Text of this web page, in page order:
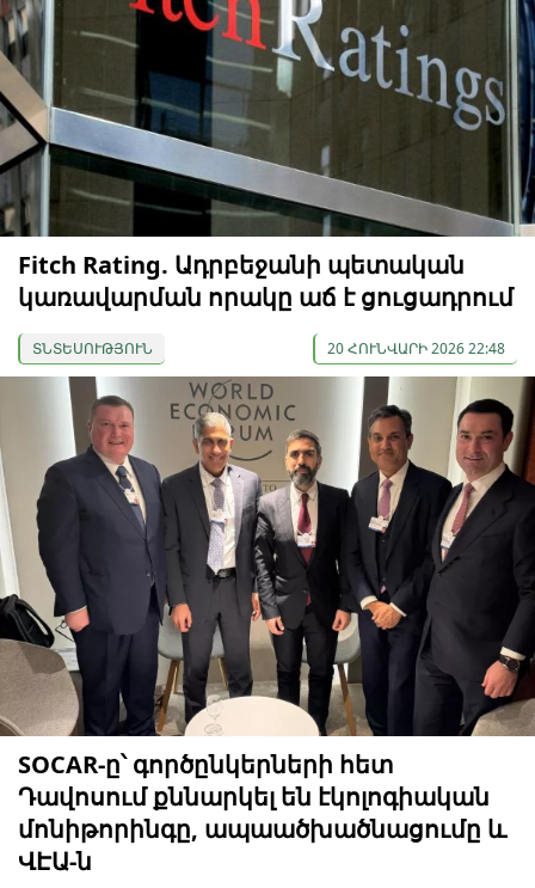
Fitch Rating. Ադրբեջանի պետական
կառավարման որակը աճ է ցուցադրում
ՏՆՏԵՍՈՒԹՅՈՒՆ 20 ՀՈՒՆՎԱՐԻ 2026 22:48
SOCAR-ը՝ գործընկերների հետ
Դավոսում քննարկել են էկոլոգիական
մոնիթորինգը, ապաածխածնացումը և
ՎԷԱ-ն